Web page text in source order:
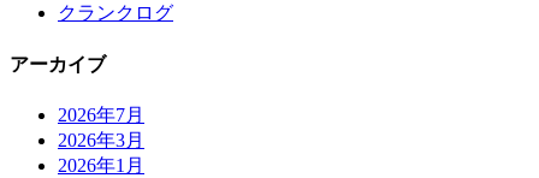
クランクログ
アーカイブ
2026年7月
2026年3月
2026年1月